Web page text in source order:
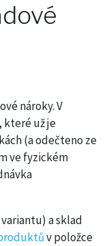
nároky. V
které už je
(a odečteno ze
ve fyzickém
a sklad
v položce